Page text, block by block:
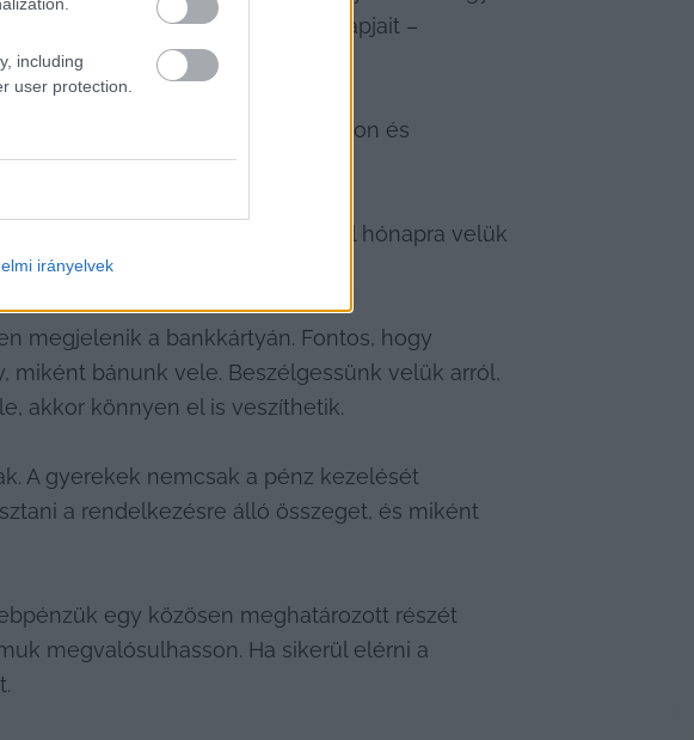
including
user protection.
irányelvek
a vásárlás és a pénzkezelés alapjait –
életkorának megfelelő módon és
is, például azzal, hogy hónapról hónapra velük
megjelenik a bankkártyán. Fontos, hogy
miként bánunk vele. Beszélgessünk velük arról,
akkor könnyen el is veszíthetik.
A gyerekek nemcsak a pénz kezelését
a rendelkezésre álló összeget, és miként
egy közösen meghatározott részét
megvalósulhasson. Ha sikerül elérni a